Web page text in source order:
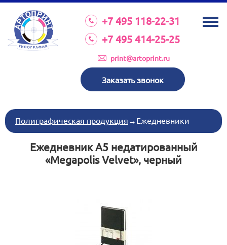
+7 495 118-22-31
+7 495 414-25-25
print@artoprint.ru
Заказать звонок
О КОМПАНИИ
УСЛУГИ
КАТАЛОГ
ТРЕБОВАНИЯ К МАКЕТАМ
НОВОСТИ
ИНВЕСТИЦИИ
КОНТАКТЫ
пн-пт 8:30 17:00
Полиграфическая продукция → Ежедневники
Ежедневник А5 недатированный
«Megapolis Velvet», черный